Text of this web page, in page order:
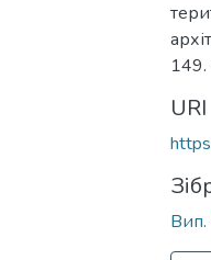
149.
URI